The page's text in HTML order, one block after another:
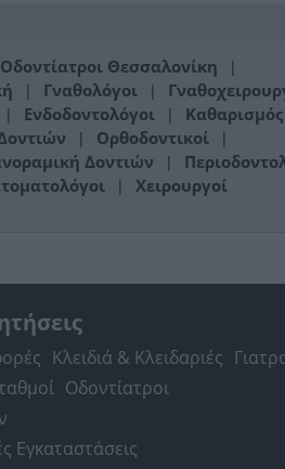
Οδοντίατροι Θεσσαλονίκη |
| Γναθολόγοι |
| Ενδοδοντολόγοι |
Καθαρισμός
| Ορθοδοντικοί |
Δοντιών |
|
Χειρουργοί
Κλειδιά & Κλειδαριές
Οδοντίατροι
Εγκαταστάσεις